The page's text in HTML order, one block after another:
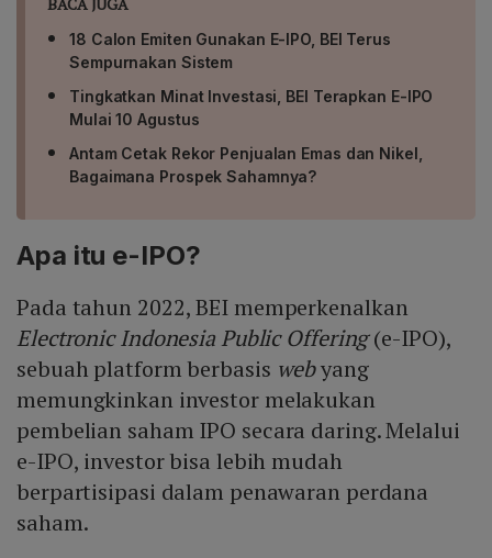
18 Calon Emiten Gunakan E-IPO, BEI Terus
Sempurnakan Sistem
Tingkatkan Minat Investasi, BEI Terapkan E-IPO
Mulai 10 Agustus
Antam Cetak Rekor Penjualan Emas dan Nikel,
Bagaimana Prospek Sahamnya?
Apa itu e-IPO?
Pada tahun 2022, BEI memperkenalkan
Electronic Indonesia Public Offering(e-IPO),
sebuah platform berbasis webyang
memungkinkan investor melakukan
pembelian saham IPO secara daring. Melalui
e-IPO, investor bisa lebih mudah
berpartisipasi dalam penawaran perdana
saham.